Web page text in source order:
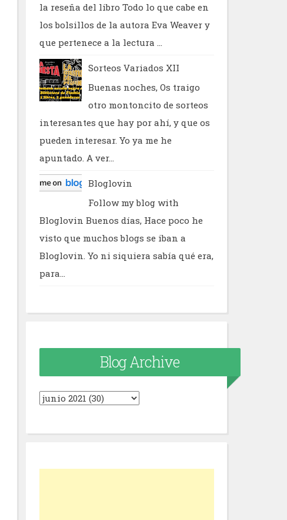
la reseña del libro Todo lo que cabe en
los bolsillos de la autora Eva Weaver y
que pertenece a la lectura ...
Sorteos Variados XII
Buenas noches, Os traigo
otro montoncito de sorteos
interesantes que hay por ahí, y que os
pueden interesar. Yo ya me he
apuntado. A ver...
Bloglovin
Follow my blog with
Bloglovin Buenos días, Hace poco he
visto que muchos blogs se iban a
Bloglovin. Yo ni siquiera sabía qué era,
para...
Blog Archive